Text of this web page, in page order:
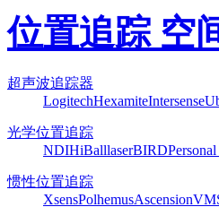
位置追踪 空
超声波追踪器
LogitechHexamiteIntersense
光学位置追踪
NDIHiBalllaserBIRD
惯性位置追踪
XsensPolhemusAscension